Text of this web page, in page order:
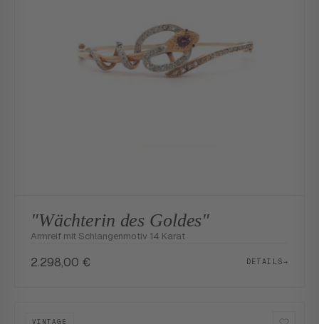
"Wächterin des Goldes"
Armreif mit Schlangenmotiv 14 Karat
2.298,00 € DETAILS→
VINTAGE